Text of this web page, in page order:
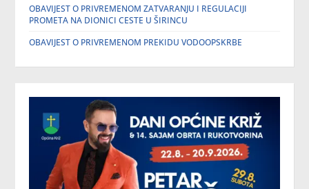
OBAVIJEST O PRIVREMENOM ZATVARANJU I REGULACIJI
PROMETA NA DIONICI CESTE U ŠIRINCU
OBAVIJEST O PRIVREMENOM PREKIDU VODOOPSKRBE